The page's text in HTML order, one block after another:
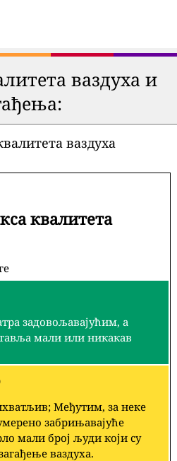
ваздуха и
ваздуха
квалитета
задовољавајућим, а
мали или никакав
Међутим, за неке
забрињавајуће
мали број људи који су
ваздуха.